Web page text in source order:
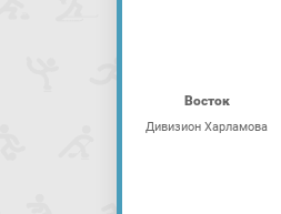
Восток
Дивизион Харламова